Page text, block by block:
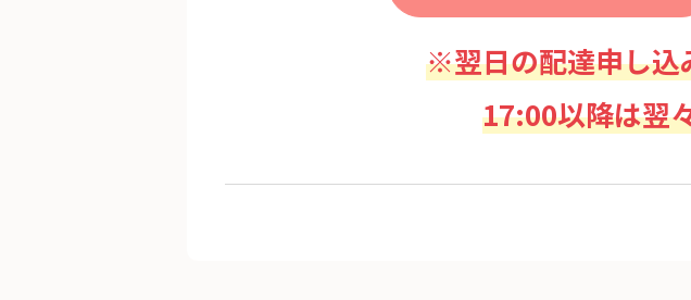
※翌日の配達申し込
17:00以降は翌